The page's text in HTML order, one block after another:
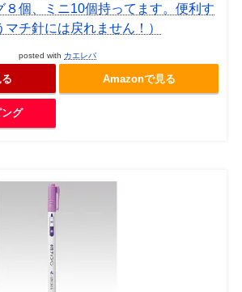
８個、ミニ10個持ってます。便利す
マチ針には戻れません！）
posted with カエレバ
Amazonで見る
グ